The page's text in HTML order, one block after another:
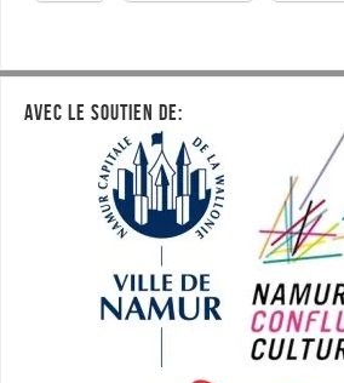
AVEC LE SOUTIEN DE: